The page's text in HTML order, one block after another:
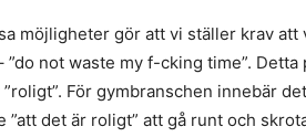
möjligheter gör att vi ställer krav
”do not waste my f-cking time”.
”roligt”. För gymbranschen innebär
”att det är roligt” att gå runt och